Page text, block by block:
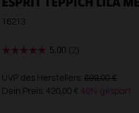
16213
UVP des Herstellers: 699,00 €
Dein Preis: 420,00 € 40% gespart